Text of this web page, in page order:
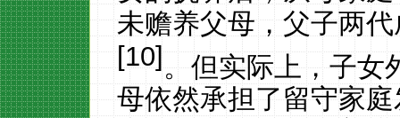
未赡养父母，父子两
[10]。但实际上，子女
母依然承担了留守家